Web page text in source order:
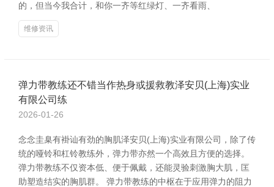
的，但当今我合计，和你一齐等红绿灯、一齐看雨、
维修资讯
弹力带教练还不错当作热身或援救教泽安贝(上海)实业
有限公司练
2026-01-26
念念圭臬有褂讪有劲的胸肌泽安贝(上海)实业有限公司，除了传
统的哑铃和杠铃教练外，弹力带亦然一个高效且方便的选择。
弹力带教练不仅资本低、便于佩戴，还能灵验刺激胸大肌，匡
助塑造结实的胸肌群。 弹力带教练的中枢在于应用弹力的阻力